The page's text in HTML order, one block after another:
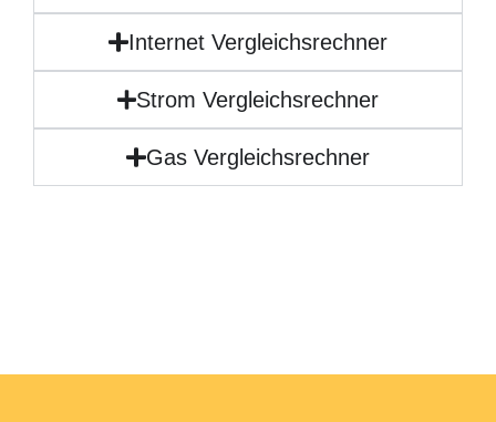
Internet Vergleichsrechner
Strom Vergleichsrechner
Gas Vergleichsrechner